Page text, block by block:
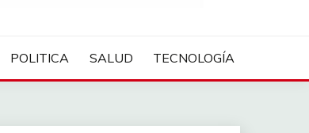
POLITICA SALUD TECNOLOGÍA